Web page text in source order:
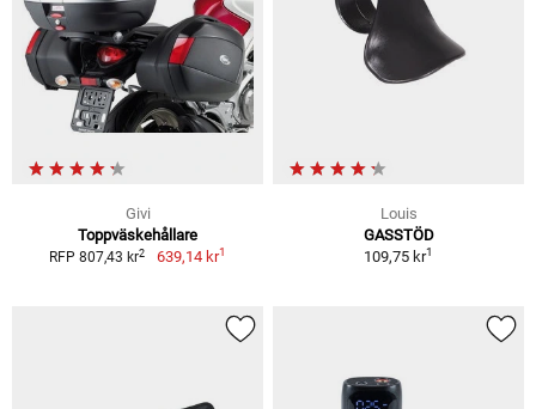
Givi
Toppväskehållare
RFP 807,43 kr2 639,14 kr1
Louis
GASSTÖD
109,75 kr1